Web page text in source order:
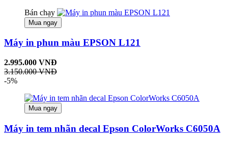
Bán chạy
Mua ngay
Máy in phun màu EPSON L121
2.995.000 VNĐ
3.150.000 VNĐ
-5%
Mua ngay
Máy in tem nhãn decal Epson ColorWorks C6050A